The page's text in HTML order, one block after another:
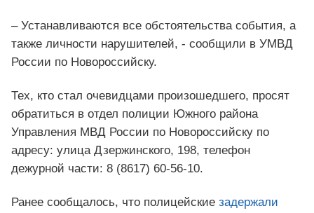
– Устанавливаются все обстоятельства события, а
также личности нарушителей, - сообщили в УМВД
России по Новороссийску.
Тех, кто стал очевидцами произошедшего, просят
обратиться в отдел полиции Южного района
Управления МВД России по Новороссийску по
адресу: улица Дзержинского, 198, телефон
дежурной части: 8 (8617) 60-56-10.
Ранее сообщалось, что полицейские задержали